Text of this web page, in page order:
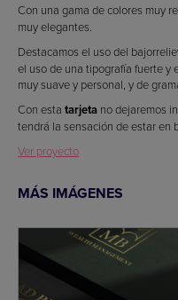
Con una gama de colores muy
muy elegantes.
Destacamos el uso del
el uso de una tipografía fuerte y
muy suave y personal, y de
Con esta tarjeta no dejaremos
tendrá la sensación de estar en
Ver proyecto
MÁS IMÁGENES